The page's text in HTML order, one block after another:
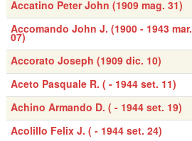
Accatino Peter John (1909 mag. 31)
Accomando John J. (1900 - 1943 mar.
07)
Accorato Joseph (1909 dic. 10)
Aceto Pasquale R. ( - 1944 set. 11)
Achino Armando D. ( - 1944 set. 19)
Acolillo Felix J. ( - 1944 set. 24)